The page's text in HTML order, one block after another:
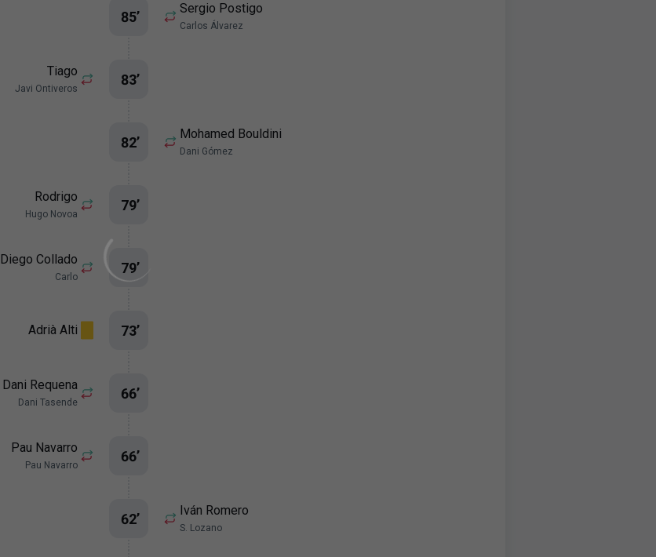
Sergio Postigo
Carlos Álvarez
85’
Tiago
Javi Ontiveros
83’
Mohamed Bouldini
Dani Gómez
82’
Rodrigo
Hugo Novoa
79’
Diego Collado
Carlo
79’
Adrià Alti 73’
Dani Requena
Dani Tasende
66’
Pau Navarro
Pau Navarro
66’
Iván Romero
S. Lozano
62’